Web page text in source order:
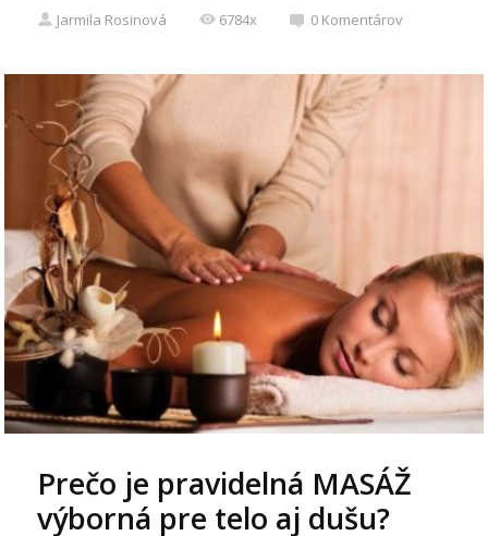
Jarmila Rosinová 6784x 0 Komentárov
Prečo je pravidelná MASÁŽ
výborná pre telo aj dušu?